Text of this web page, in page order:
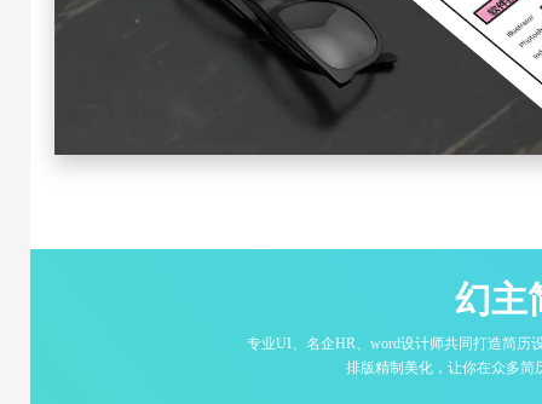
幻主
专业UI、名企HR、word设计师共同打造简历
排版精制美化，让你在众多简